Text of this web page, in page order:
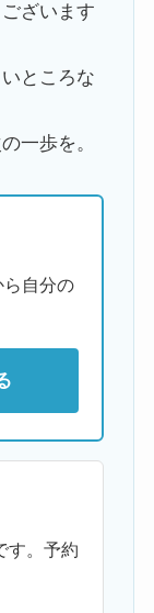
ざいます
ところな
一歩を。
ら自分の
す。予約